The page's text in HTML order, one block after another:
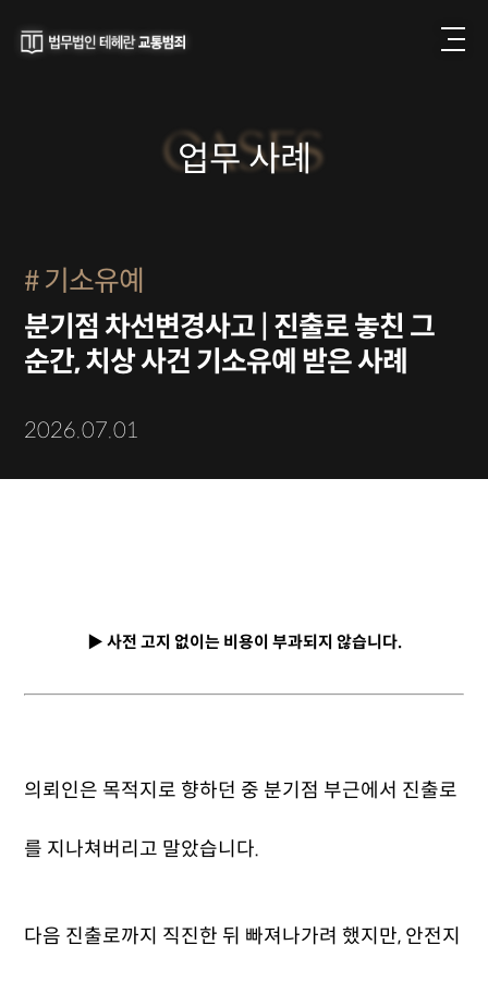
CASES
업무 사례
기소유예
분기점 차선변경사고 | 진출로 놓친 그
순간, 치상 사건 기소유예 받은 사례
2026.07.01
▶ 사전 고지 없이는 비용이 부과되지 않습니다.
의뢰인은 목적지로 향하던 중 분기점 부근에서 진출로
를 지나쳐버리고 말았습니다.
다음 진출로까지 직진한 뒤 빠져나가려 했지만, 안전지